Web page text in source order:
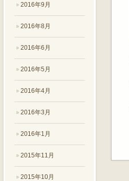
2016年9月
2016年8月
2016年6月
2016年5月
2016年4月
2016年3月
2016年1月
2015年11月
2015年10月